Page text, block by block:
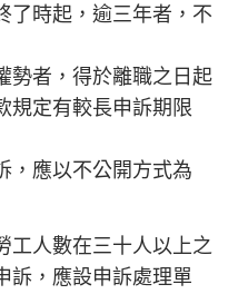
了時起，逾三年者，不
勢者，得於離職之日起
規定有較長申訴期限
，應以不公開方式為
數在三十人以上之
訴，應設申訴處理單